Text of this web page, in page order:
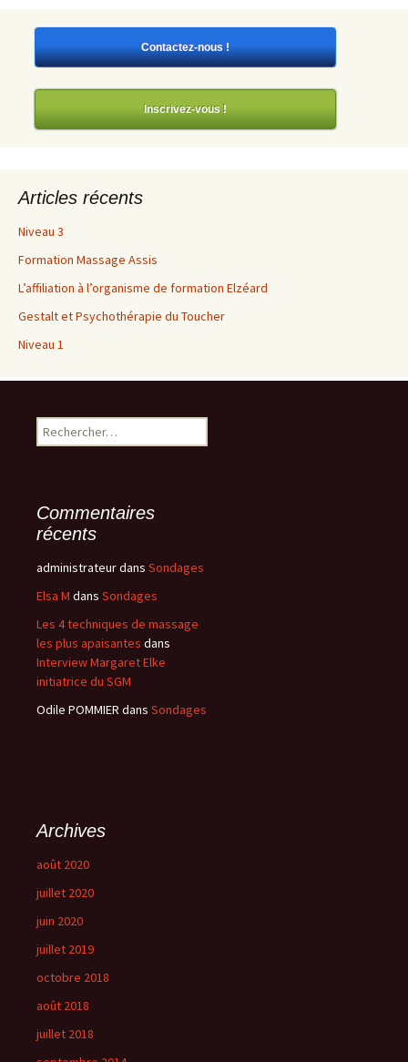
des
articles
Contactez-nous !
Inscrivez-vous !
Articles récents
Niveau 3
Formation Massage Assis
L’affiliation à l’organisme de formation Elzéard
Gestalt et Psychothérapie du Toucher
Niveau 1
Rechercher :
Commentaires
récents
administrateurdans Sondages
Elsa M dans Sondages
Les 4 techniques de massage
les plus apaisantes dans
Interview Margaret Elke
initiatrice du SGM
Odile POMMIER dans Sondages
Archives
août 2020
juillet 2020
juin 2020
juillet 2019
octobre 2018
août 2018
juillet 2018